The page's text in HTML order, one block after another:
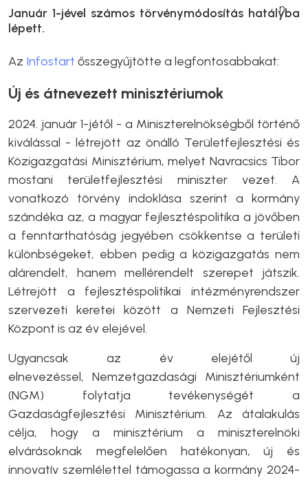
Január 1-jével számos törvénymódosítás hatályba
lépett.
Az Infostart ősszegyűjtötte a legfontosabbakat:
Új és átnevezett minisztériumok
2024. január 1-jétől - a Miniszterelnökségből történő
kiválással - létrejött az önálló Területfejlesztési és
Közigazgatási Minisztérium, melyet Navracsics Tibor
mostani területfejlesztési miniszter vezet. A
vonatkozó törvény indoklása szerint a kormány
szándéka az, a magyar fejlesztéspolitika a jövőben
a fenntarthatóság jegyében csökkentse a területi
különbségeket, ebben pedig a közigazgatás nem
alárendelt, hanem mellérendelt szerepet játszik.
Létrejött a fejlesztéspolitikai intézményrendszer
szervezeti keretei között a Nemzeti Fejlesztési
Központ is az év elejével.
Ugyancsak az év elejétől új
elnevezéssel, Nemzetgazdasági Minisztériumként
(NGM) folytatja tevékenységét a
Gazdaságfejlesztési Minisztérium. Az átalakulás
célja, hogy a minisztérium a miniszterelnöki
elvárásoknak megfelelően hatékonyan, új és
innovatív szemlélettel támogassa a kormány 2024-